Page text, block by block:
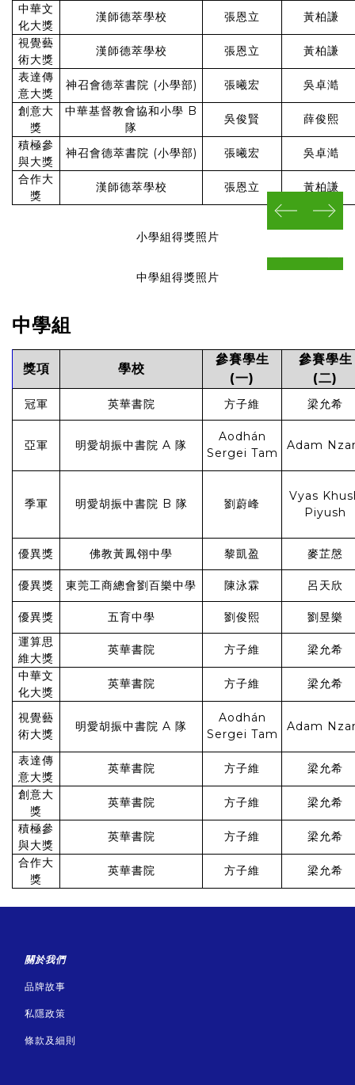
中華文
化大獎
漢師德萃學校 張恩立
黃柏謙
視覺藝
術大獎
漢師德萃學校 張恩立
黃柏謙
表達傳
意大獎
神召會德萃書院 (小學部) 張曦宏
吳卓澔
創意大
獎
中華基督教會協和小學 B
隊
吳俊賢
薛俊熙
積極參
與大獎
神召會德萃書院 (小學部) 張曦宏
吳卓澔
合作大
獎
漢師德萃學校 張恩立 黃柏謙
prev next
小學組得獎照片
prev next
中學組得獎照片
中學組
獎項 學校
參賽學生
(一)
參賽學生
(二)
冠軍 英華書院 方子維 梁允希
亞軍 明愛胡振中書院 A 隊
Aodhán
Sergei Tam
Adam
季軍 明愛胡振中書院 B 隊 劉蔚峰
Vyas
Piyush
優異獎 佛教黃鳳翎中學 黎凱盈 麥芷慇
優異獎 東莞工商總會劉百樂中學 陳泳霖 呂天欣
優異獎 五育中學 劉俊熙
劉昱樂
運算思
維大獎
英華書院 方子維
梁允希
中華文
化大獎
英華書院 方子維 梁允希
視覺藝
術大獎
明愛胡振中書院 A 隊
Aodhán
Sergei Tam
Adam
表達傳
意大獎
英華書院 方子維
梁允希
創意大
獎
英華書院 方子維
梁允希
積極參
與大獎
英華書院 方子維
梁允希
合作大
獎
英華書院 方子維 梁允希
關於我們
品牌故事
私隱政策
條款及細則